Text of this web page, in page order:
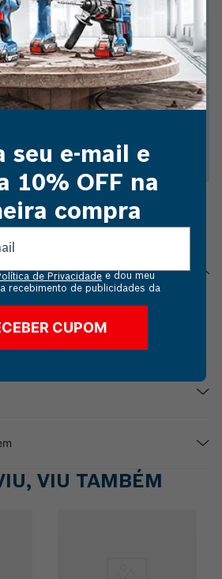
de afiação de forma
perfeita
em formato de microfone
de forma perfeita com o
formato de microfone de 11,1mm
ser aplicado em metal, soldas,
VIU TAMBÉM
seu e-mail e
10% OFF na
compra
de Privacidade e dou meu
recebimento de publicidades da
CUPOM